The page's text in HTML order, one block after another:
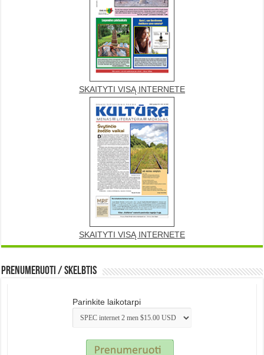
SKAITYTI VISĄ INTERNETE
SKAITYTI VISĄ INTERNETE
Prenumeruoti / Skelbtis
Parinkite laikotarpi